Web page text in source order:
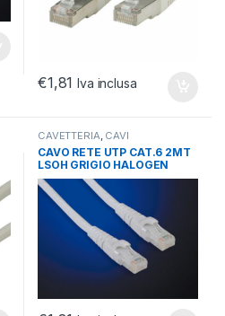
€1,81 Iva inclusa
CAVETTERIA, CAVI
NETWORKING,CAVI RETE
PATCH CAT 6
CAVO RETE UTP CAT.6 2MT
LSOH GRIGIO HALOGEN
FREE NO SCHERMATO